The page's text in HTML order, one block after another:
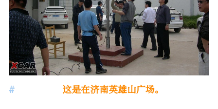
这是在济南英雄山广场。